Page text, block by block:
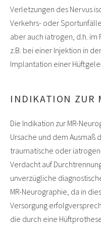
Verletzungen des Nervus
Verkehrs- oder
aber auch iatrogen, d.h. im
z.B. bei einer Injektion in
Implantation einer
INDIKATION ZUR
Die Indikation zur MR-
Ursache und dem Ausmaß
traumatische oder
Verdacht auf
unverzügliche
MR-Neurographie, da in
Versorgung
die durch eine